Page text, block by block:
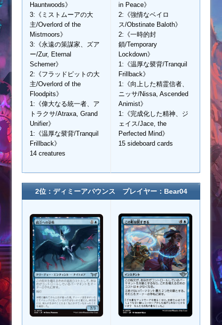
Hauntwoods》
3:《ミストムーアの大
主/Overlord of the
Mistmoors》
3:《永遠の策謀家、ズア
ー/Zur, Eternal
Schemer》
2:《フラッドピットの大
主/Overlord of the
Floodpits》
1:《偉大なる統一者、ア
トラクサ/Atraxa, Grand
Unifier》
1:《温厚な襞背/Tranquil
Frillback》
14 creatures
in Peace》
2:《強情なベイロ
ス/Obstinate Baloth》
2:《一時的封
鎖/Temporary
Lockdown》
1:《温厚な襞背/Tranquil
Frillback》
1:《向上した精霊信者、
ニッサ/Nissa, Ascended
Animist》
1:《完成化した精神、ジ
ェイス/Jace, the
Perfected Mind》
15 sideboard cards
2位：ディミーアバウンス プレイヤー：Bear04